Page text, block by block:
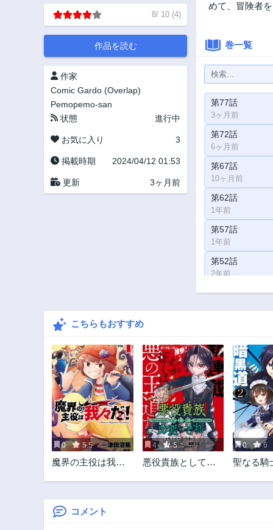
8/ 10 (4)
作品を読む
作家
Comic Gardo (Overlap)
Pemopemo-san
状態
進行中
お気に入り 3
掲載時期 2024/04/12 01:53
更新 3ヶ月前
めて、冒険者
巻一覧
第77話
3ヶ月前
第72話
6ヶ月前
第67話
10ヶ月前
第62話
1年前
第57話
1年前
第52話
2年前
第47話
第37話
2年前
第32話
2年前
第27話
2年前
第22話
2年前
第17話
こちらもおすすめ
0 5.5
魔界の主役は我々
4 5
悪役貴族として必
0 6
聖なる騎
コメント